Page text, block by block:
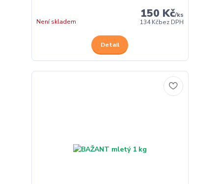
150 Kč/ks
134 Kčbez DPH
Není skladem
Detail